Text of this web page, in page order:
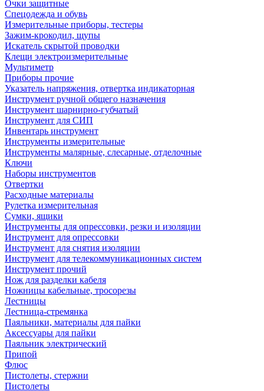
Очки защитные
Спецодежда и обувь
Измерительные приборы, тестеры
Зажим-крокодил, щупы
Искатель скрытой проводки
Клещи электроизмерительные
Мультиметр
Приборы прочие
Указатель напряжения, отвертка индикаторная
Инструмент ручной общего назначения
Инструмент шарнирно-губчатый
Инструмент для СИП
Инвентарь инструмент
Инструменты измерительные
Инструменты малярные, слесарные, отделочные
Ключи
Наборы инструментов
Отвертки
Расходные материалы
Рулетка измерительная
Сумки, ящики
Инструменты для опрессовки, резки и изоляции
Инструмент для опрессовки
Инструмент для снятия изоляции
Инструмент для телекоммуникационных систем
Инструмент прочий
Нож для разделки кабеля
Ножницы кабельные, тросорезы
Лестницы
Лестница-стремянка
Паяльники, материалы для пайки
Аксессуары для пайки
Паяльник электрический
Припой
Флюс
Пистолеты, стержни
Пистолеты